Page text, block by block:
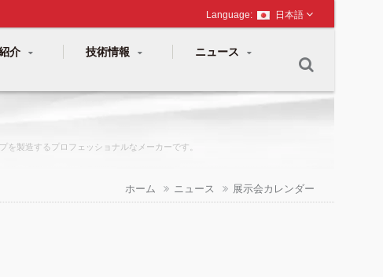
日本語
介 技術情報 ニュース
製造するプロフェッショナルなメーカーです。
ホーム ニュース 展示会カレンダー